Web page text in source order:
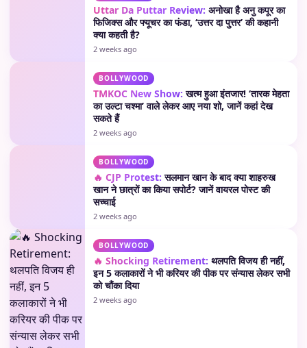
Uttar Da Puttar Review: अनोखा है अनु कपूर का
फिजिक्स और फ्यूचर का फंडा, ‘उत्तर दा पुत्तर’ की कहानी
क्या कहती है?
2 weeks ago
BOLLYWOOD
TMKOC New Show: खत्म हुआ इंतजार! ‘तारक मेहता
का उल्टा चश्मा’ वाले लेकर आए नया शो, जानें कहां देख
सकते हैं
2 weeks ago
BOLLYWOOD
🔥 CJP Protest: सलमान खान के बाद क्या शाहरुख
खान ने छात्रों का किया सपोर्ट? जानें वायरल पोस्ट की
सच्चाई
2 weeks ago
BOLLYWOOD
🔥 Shocking Retirement: थलपति विजय ही नहीं,
इन 5 कलाकारों ने भी करियर की पीक पर संन्यास लेकर सभी
को चौंका दिया
2 weeks ago